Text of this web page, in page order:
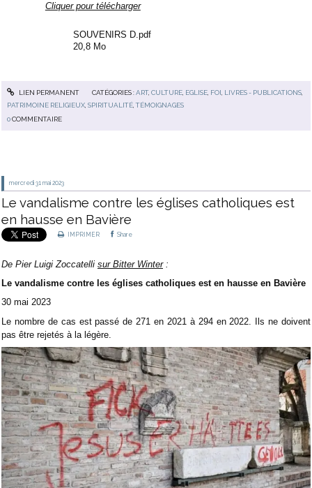
Cliquer pour télécharger
SOUVENIRS D.pdf
20,8 Mo
LIEN PERMANENT CATÉGORIES :ART, CULTURE, EGLISE, FOI LIVRES - PUBLICATIONS,
PATRIMOINE RELIGIEUX ,SPIRITUALITÉ ,TÉMOIGNAGES
0COMMENTAIRE
mercredi 31 mai 2023
Le vandalisme contre les églises catholiques est
en hausse en Bavière
IMPRIMER Share
De Pier Luigi Zoccatelli sur Bitter Winter:
Le vandalisme contre les églises catholiques est en hausse en Bavière
30 mai 2023
Le nombre de cas est passé de 271 en 2021 à 294 en 2022. Ils ne doivent
pas être rejetés à la légère.